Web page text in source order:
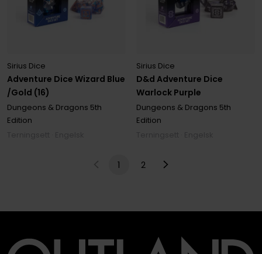
Adventure Dice Wizard Blue
/Gold (16)
Sirius Dice
Dungeons & Dragons 5th
Edition
D&d Adventure Dice
Warlock Purple
Sirius Dice
Dungeons & Dragons 5th
Edition
1 2